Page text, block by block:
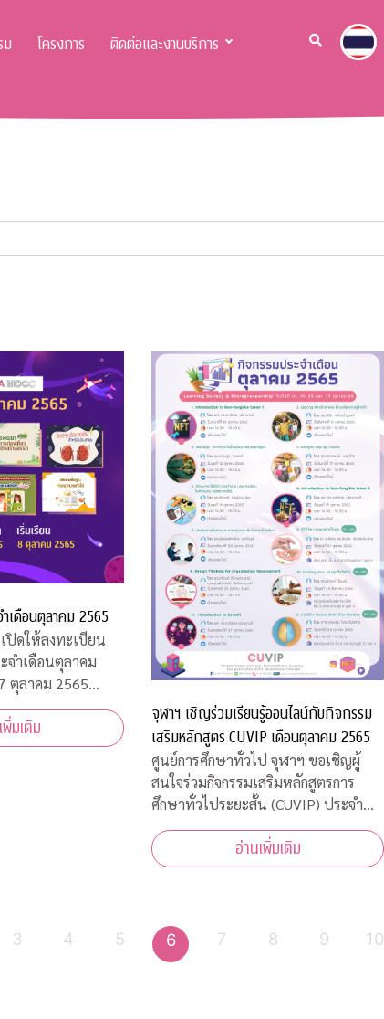
ม โครงการ ติดต่อและงานบริการ
ำเดือนตุลาคม 2565
ปิดให้ลงทะเบียน
จำเดือนตุลาคม
เปิดให้ลงทะเบียน
ปุ่ม "ลงทะเบียน
พิ่มเติม
จุฬาฯ เชิญร่วมเรียนรู้ออนไลน์กับกิจกรรม
เสริมหลักสูตร CUVIP เดือนตุลาคม 2565
ศูนย์การศึกษาทั่วไป จุฬาฯ ขอเชิญผู้
สนใจร่วมกิจกรรมเสริมหลักสูตรการ
ศึกษาทั่วไประยะสั้น (CUVIP) ประจำ
เดือนตุลาคม 2565 ในรูปแบบการเรียน
แบบ Online และ On-site เพื่อจุด
ประกายการเรียนรู้อย่างสร้างสรรค์ เสริม
อ่านเพิ่มเติม
3 4 5 6 7 8 9 10